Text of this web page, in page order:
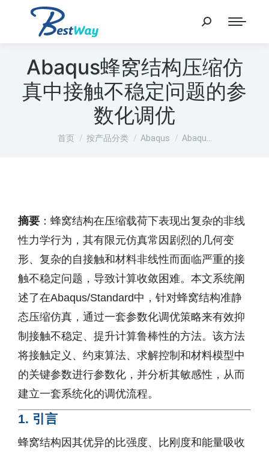
Abaqus蜂窝结构压缩仿
真中接触不稳定问题的参
数化调优
您在这里：
首页 按产品分类 Abaqus Abaqu…
摘要 ：蜂窝结构在压缩载荷下表现出复杂的非线
性力学行为，其有限元仿真常因剧烈的几何变
形、复杂的自接触和材料非线性而面临严重的接
触不稳定问题，导致计算收敛困难。本文系统阐
述了在Abaqus/Standard中，针对蜂窝结构准静
态压缩仿真，通过一套参数化调优策略来有效抑
制接触不稳定、提升计算鲁棒性的方法。该方法
将接触定义、约束算法、求解控制和材料模型中
的关键参数进行参数化，并分析其敏感性，从而
建立一套系统化的调优流程。
1. 引言
蜂窝结构因其优异的比强度、比刚度和能量吸收